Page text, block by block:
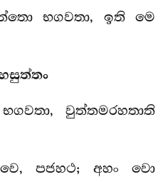
භගවතා, ඉති මෙ
වුත්තමරහතාති
පජහථ; අහං වො